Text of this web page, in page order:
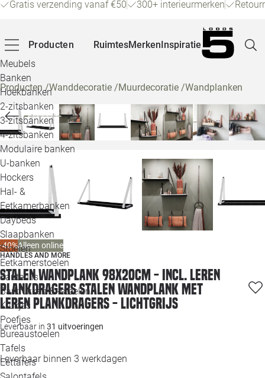
Gratis verzending vanaf €50 300+ interieurmerken
Producten
Meubels
Banken
Hoekbanken
2-zitsbanken
3-zitsbanken
4-zitsbanken
Modulaire banken
U-banken
Hockers
Hal- &
Eetkamerbanken
Daybeds
Slaapbanken
Stoelen
Eetkamerstoelen
Fauteuils
Barkrukken & -stoelen
Krukjes
Poefjes
Bureaustoelen
Tafels
Eettafels
RuimtesMerkenInspiratie
Producten/Wanddecoratie /Muurdecoratie /Wandplanken
-40%Alleen online
HANDLES AND MORE
Stalen wandplank 98x20cm - incl. leren
plankdragers Stalen wandplank met
leren plankdragers - Lichtgrijs
Leverbaar in 31 uitvoeringen
Leverbaar binnen 3 werkdagen